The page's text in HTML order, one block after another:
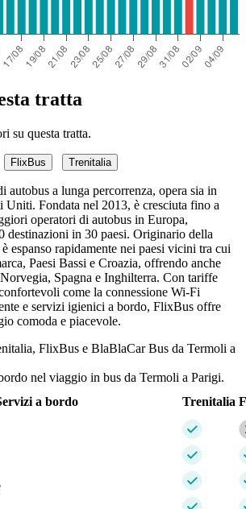
tratta
su questa tratta.
FlixBus Trenitalia
autobus a lunga percorrenza, opera sia in
Uniti. Fondata nel 2013, è cresciuta fino a
operatori di autobus in Europa,
destinazioni in 30 paesi. Originario della
espanso rapidamente nei paesi vicini tra cui
Paesi Bassi e Croazia, offrendo anche
Spagna e Inghilterra. Con tariffe
come la connessione Wi-Fi
e servizi igienici a bordo, FlixBus offre
comoda e piacevole.
FlixBus e BlaBlaCar Bus da Termoli a
nel viaggio in bus da Termoli a Parigi.
a bordo
Trenitalia